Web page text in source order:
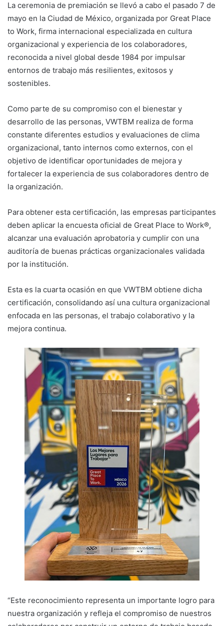
La ceremonia de premiación se llevó a cabo el pasado 7 de
mayo en la Ciudad de México, organizada por Great Place
to Work, firma internacional especializada en cultura
organizacional y experiencia de los colaboradores,
reconocida a nivel global desde 1984 por impulsar
entornos de trabajo más resilientes, exitosos y
sostenibles.
Como parte de su compromiso con el bienestar y
desarrollo de las personas, VWTBM realiza de forma
constante diferentes estudios y evaluaciones de clima
organizacional, tanto internos como externos, con el
objetivo de identificar oportunidades de mejora y
fortalecer la experiencia de sus colaboradores dentro de
la organización.
Para obtener esta certificación, las empresas participantes
deben aplicar la encuesta oficial de Great Place to Work®,
alcanzar una evaluación aprobatoria y cumplir con una
auditoría de buenas prácticas organizacionales validada
por la institución.
Esta es la cuarta ocasión en que VWTBM obtiene dicha
certificación, consolidando así una cultura organizacional
enfocada en las personas, el trabajo colaborativo y la
mejora continua.
“Este reconocimiento representa un importante logro para
nuestra organización y refleja el compromiso de nuestros